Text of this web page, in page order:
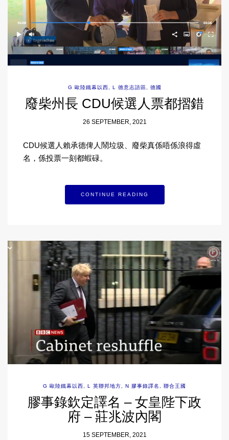
G 歐陸鐵幕以西 , L 德意志語區 , 德國
廢柴州長 CDU候選人票都摺錯
26 SEPTEMBER, 2021
CDU候選人賴承德俾人鬧垃圾、廢柴真係唔係浪得虛
名，係投票一刻都蝦碌。
CONTINUE READING
G 歐陸鐵幕以西 , L 英聯邦地方, N 膠事錄譯名 , 聯合王國
膠事錄欽定譯名 – 女皇陛下政
府 – 莊兆波內閣
15 SEPTEMBER, 2021